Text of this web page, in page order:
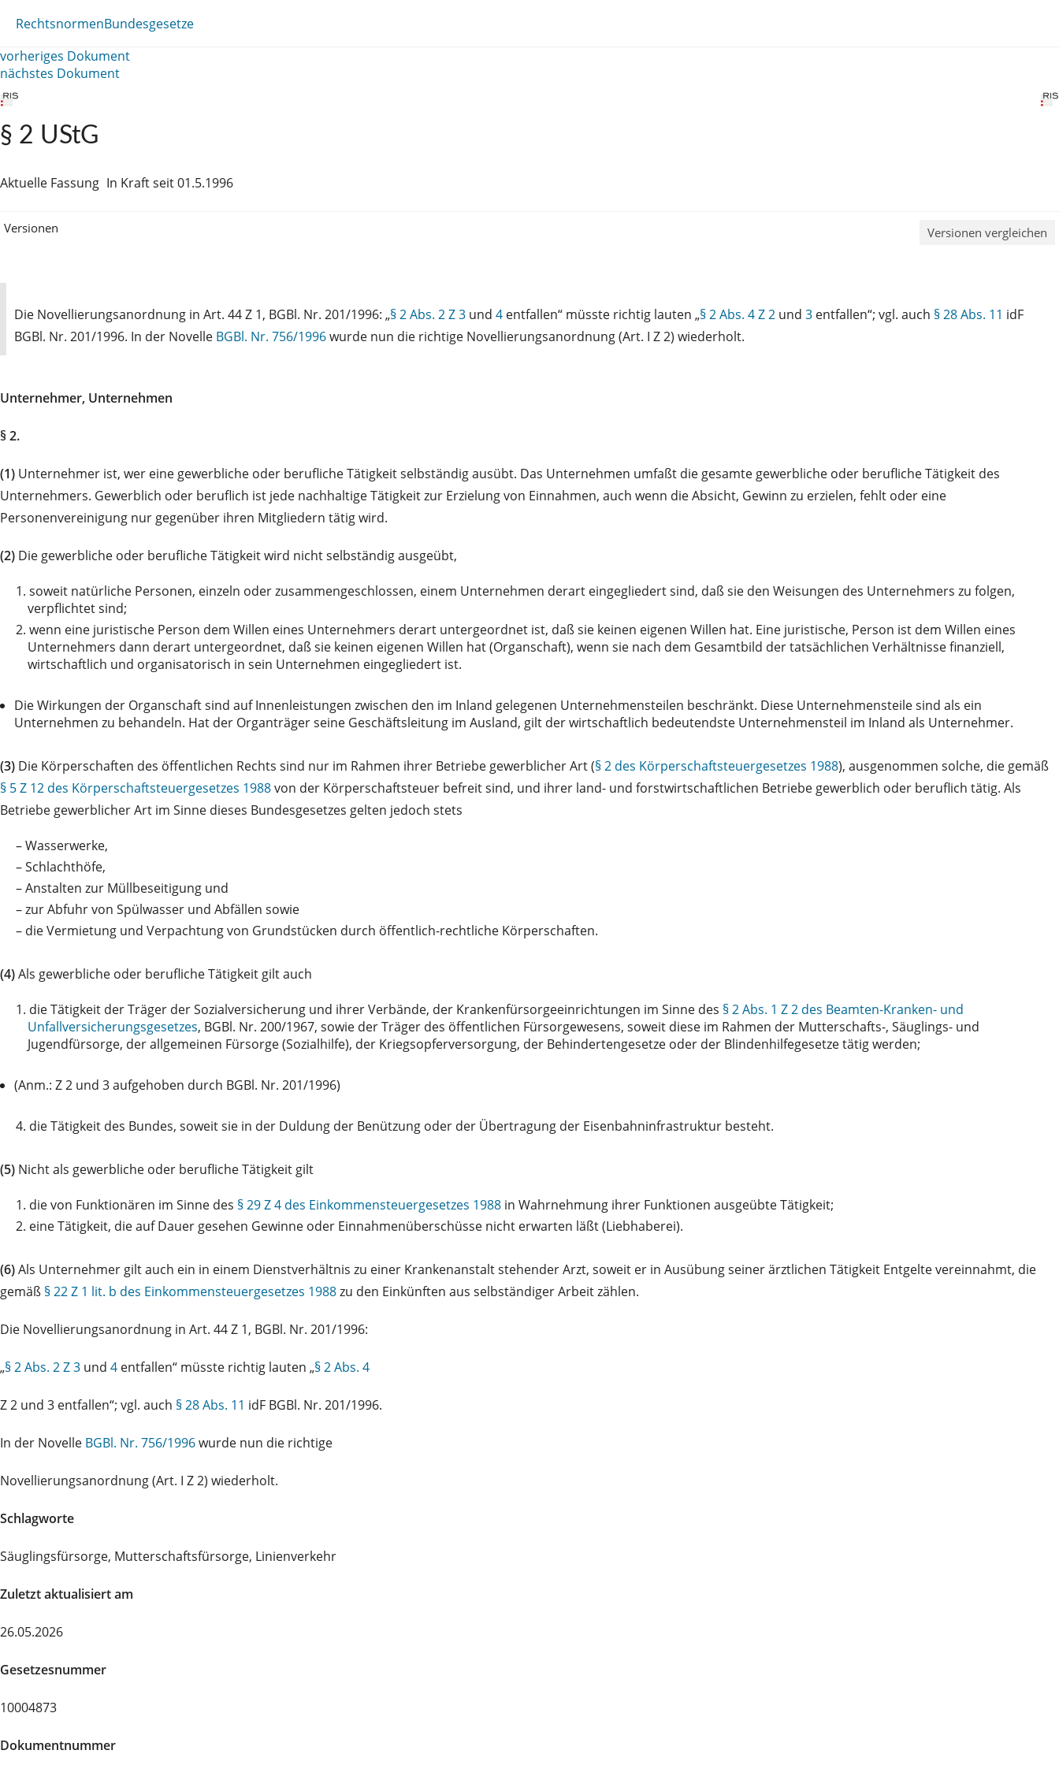
RechtsnormenBundesgesetze
vorheriges Dokument
nächstes Dokument
§ 2 UStG
Aktuelle Fassung In Kraft seit 01.5.1996
Versionen Versionen vergleichen
Die Novellierungsanordnung in Art. 44 Z 1, BGBl. Nr. 201/1996: „§ 2 Abs. 2 Z 3 und 4 entfallen“ müsste richtig lauten „§ 2 Abs. 4 Z 2 und 3 entfallen“; vgl. auch § 28 Abs. 11 idF
BGBl. Nr. 201/1996. In der Novelle BGBl. Nr. 756/1996wurde nun die richtige Novellierungsanordnung (Art. I Z 2) wiederholt.
Unternehmer, Unternehmen
§ 2.
(1) Unternehmer ist, wer eine gewerbliche oder berufliche Tätigkeit selbständig ausübt. Das Unternehmen umfaßt die gesamte gewerbliche oder berufliche Tätigkeit des
Unternehmers. Gewerblich oder beruflich ist jede nachhaltige Tätigkeit zur Erzielung von Einnahmen, auch wenn die Absicht, Gewinn zu erzielen, fehlt oder eine
Personenvereinigung nur gegenüber ihren Mitgliedern tätig wird.
(2) Die gewerbliche oder berufliche Tätigkeit wird nicht selbständig ausgeübt,
1. soweit natürliche Personen, einzeln oder zusammengeschlossen, einem Unternehmen derart eingegliedert sind, daß sie den Weisungen des Unternehmers zu folgen,
verpflichtet sind;
2. wenn eine juristische Person dem Willen eines Unternehmers derart untergeordnet ist, daß sie keinen eigenen Willen hat. Eine juristische, Person ist dem Willen eines
Unternehmers dann derart untergeordnet, daß sie keinen eigenen Willen hat (Organschaft), wenn sie nach dem Gesamtbild der tatsächlichen Verhältnisse finanziell,
wirtschaftlich und organisatorisch in sein Unternehmen eingegliedert ist.
Die Wirkungen der Organschaft sind auf Innenleistungen zwischen den im Inland gelegenen Unternehmensteilen beschränkt. Diese Unternehmensteile sind als ein
Unternehmen zu behandeln. Hat der Organträger seine Geschäftsleitung im Ausland, gilt der wirtschaftlich bedeutendste Unternehmensteil im Inland als Unternehmer.
(3) Die Körperschaften des öffentlichen Rechts sind nur im Rahmen ihrer Betriebe gewerblicher Art (§ 2 des Körperschaftsteuergesetzes 1988), ausgenommen solche, die gemäß
§ 5 Z 12 des Körperschaftsteuergesetzes 1988von der Körperschaftsteuer befreit sind, und ihrer land- und forstwirtschaftlichen Betriebe gewerblich oder beruflich tätig. Als
Betriebe gewerblicher Art im Sinne dieses Bundesgesetzes gelten jedoch stets
–Wasserwerke,
–Schlachthöfe,
–Anstalten zur Müllbeseitigung und
–zur Abfuhr von Spülwasser und Abfällen sowie
– die Vermietung und Verpachtung von Grundstücken durch öffentlich-rechtliche Körperschaften.
(4)Als gewerbliche oder berufliche Tätigkeit gilt auch
1. die Tätigkeit der Träger der Sozialversicherung und ihrer Verbände, der Krankenfürsorgeeinrichtungen im Sinne des § 2 Abs. 1 Z 2 des Beamten-Kranken- und
Unfallversicherungsgesetzes, BGBl. Nr. 200/1967, sowie der Träger des öffentlichen Fürsorgewesens, soweit diese im Rahmen der Mutterschafts-, Säuglings- und
Jugendfürsorge, der allgemeinen Fürsorge (Sozialhilfe), der Kriegsopferversorgung, der Behindertengesetze oder der Blindenhilfegesetze tätig werden;
(Anm.: Z 2 und 3 aufgehoben durch BGBl. Nr. 201/1996)
4. die Tätigkeit des Bundes, soweit sie in der Duldung der Benützung oder der Übertragung der Eisenbahninfrastruktur besteht.
(5) Nicht als gewerbliche oder berufliche Tätigkeit gilt
1. die von Funktionären im Sinne des § 29 Z 4 des Einkommensteuergesetzes 1988 in Wahrnehmung ihrer Funktionen ausgeübte Tätigkeit;
2. eine Tätigkeit, die auf Dauer gesehen Gewinne oder Einnahmenüberschüsse nicht erwarten läßt (Liebhaberei).
(6)Als Unternehmer gilt auch ein in einem Dienstverhältnis zu einer Krankenanstalt stehender Arzt, soweit er in Ausübung seiner ärztlichen Tätigkeit Entgelte vereinnahmt, die
gemäß § 22 Z 1 lit. b des Einkommensteuergesetzes 1988zu den Einkünften aus selbständiger Arbeit zählen.
Die Novellierungsanordnung in Art. 44 Z 1, BGBl. Nr. 201/1996:
„§ 2 Abs. 2 Z 3 und 4 entfallen“ müsste richtig lauten „§ 2 Abs. 4
Z 2 und 3 entfallen“; vgl. auch § 28 Abs. 11 idF BGBl. Nr. 201/1996.
In der Novelle BGBl. Nr. 756/1996wurde nun die richtige
Novellierungsanordnung (Art. I Z 2) wiederholt.
Schlagworte
Säuglingsfürsorge, Mutterschaftsfürsorge, Linienverkehr
Zuletzt aktualisiert am
26.05.2026
Gesetzesnummer
10004873
Dokumentnummer